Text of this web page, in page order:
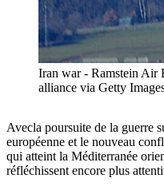
Iran war - Ramstein Air
alliance via Getty
Avecla poursuite de la guerre
européenne et le nouveau
qui atteint la Méditerranée
réfléchissent encore plus